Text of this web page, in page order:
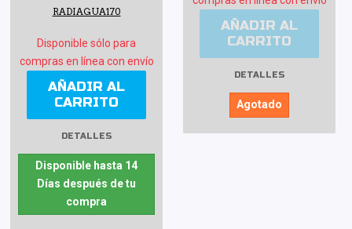
RADIAGUA170
Disponible sólo para
compras en línea con envío
AÑADIR AL
CARRITO
DETALLES
Disponible hasta 14
Días después de tu
compra
AÑADIR AL
CARRITO
DETALLES
Agotado